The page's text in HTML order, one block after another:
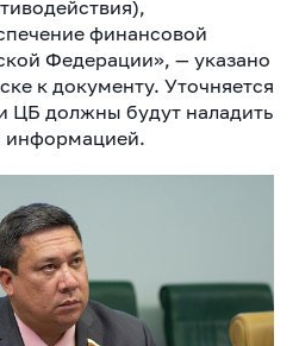
финансовой
Федерации», — указано
к документу. Уточняется
должны будут наладить
информацией.